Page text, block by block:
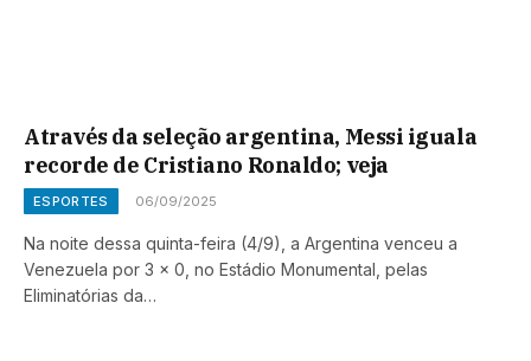
Através da seleção argentina, Messi iguala
recorde de Cristiano Ronaldo; veja
ESPORTES 06/09/2025
Na noite dessa quinta-feira (4/9), a Argentina venceu a
Venezuela por 3 x 0, no Estádio Monumental, pelas
Eliminatórias da…